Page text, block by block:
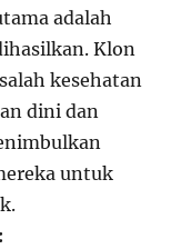
adalah
Klon
kesehatan
dini dan
untuk